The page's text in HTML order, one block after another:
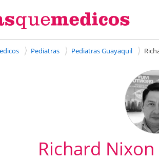
Pediatras Pediatras Guayaquil
Richard